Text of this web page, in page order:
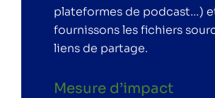
plateformes de podcast…)
fournissons les fichiers
liens de partage.
Mesure d’impact